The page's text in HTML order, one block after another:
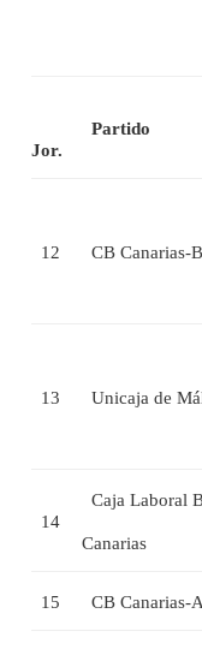
Jor.
Partido
12 CB Canarias-
13 Unicaja de
14
Caja Laboral
Canarias
15 CB Canarias-